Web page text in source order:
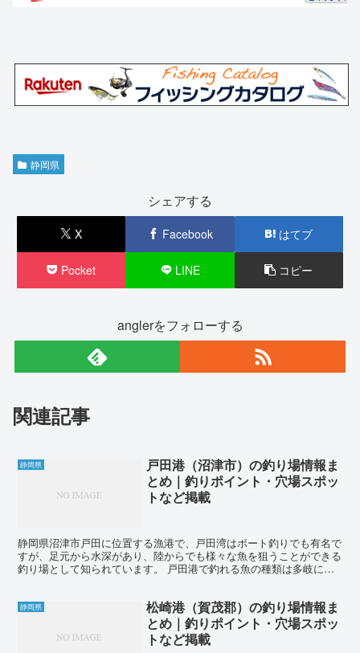
静岡県
シェアする
X Facebook はてブ
Pocket LINE コピー
anglerをフォローする
関連記事
静岡県
戸田港（沼津市）の釣り場情報ま
とめ｜釣りポイント・穴場スポッ
トなど掲載
静岡県沼津市戸田に位置する漁港で、戸田湾はボート釣りでも有名で
すが、足元から水深があり、陸からでも様々な魚を狙うことができる
釣り場として知られています。 戸田港で釣れる魚の種類は多岐に渡
静岡県
松崎港（賀茂郡）の釣り場情報ま
とめ｜釣りポイント・穴場スポッ
トなど掲載